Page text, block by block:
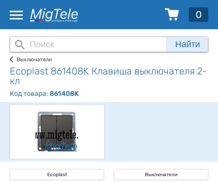
0
Найти
Выключатели
Ecoplast 861408K Клавиша выключателя 2-
кл
Код товара: 861408K
Ecoplast Выключатели